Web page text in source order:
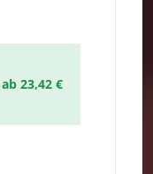
ab 23,42 €